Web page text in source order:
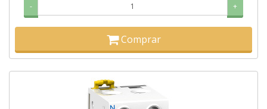
- +
Comprar